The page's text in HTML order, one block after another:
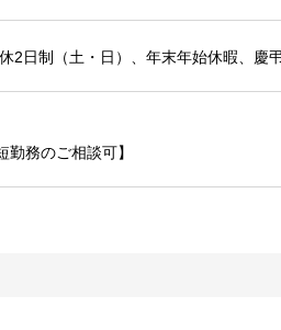
2日制（土・日）、年末年始休暇、慶
務のご相談可】